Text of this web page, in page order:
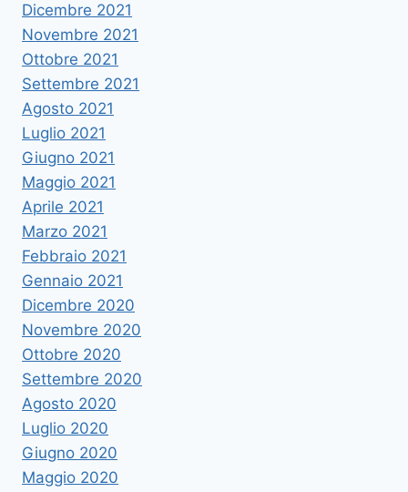
Dicembre 2021
Novembre 2021
Ottobre 2021
Settembre 2021
Agosto 2021
Luglio 2021
Giugno 2021
Maggio 2021
Aprile 2021
Marzo 2021
Febbraio 2021
Gennaio 2021
Dicembre 2020
Novembre 2020
Ottobre 2020
Settembre 2020
Agosto 2020
Luglio 2020
Giugno 2020
Maggio 2020